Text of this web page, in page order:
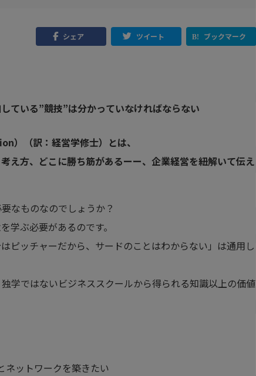
シェア ツイート ブックマーク
ている”競技”は分かっていなければならない
（訳：経営学修士）とは、
え方、どこに勝ち筋があるーー、企業経営を紐解いて伝え
なものなのでしょうか？
学ぶ必要があるのです。
ピッチャーだから、サードのことはわからない」は通用し
学ではないビジネススクールから得られる知識以上の価値
ネットワークを築きたい